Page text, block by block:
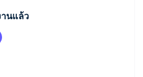
นแล้ว
งกง ประเทศจีน